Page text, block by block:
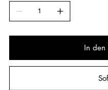
In den